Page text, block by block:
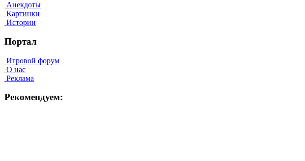
Анекдоты
Картинки
Истории
Портал
Игровой форум
О нас
Реклама
Рекомендуем: